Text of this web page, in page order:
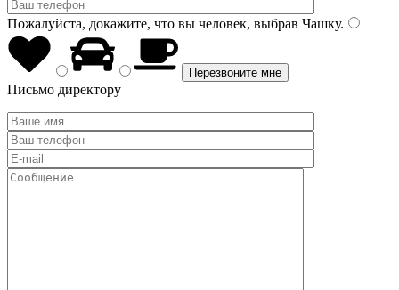
Пожалуйста, докажите, что вы человек, выбрав Чашку.
Письмо директору